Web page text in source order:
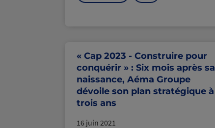
« Cap 2023 - Construire pour
conquérir » : Six mois après sa
naissance, Aéma Groupe
dévoile son plan stratégique à
trois ans
16 juin 2021